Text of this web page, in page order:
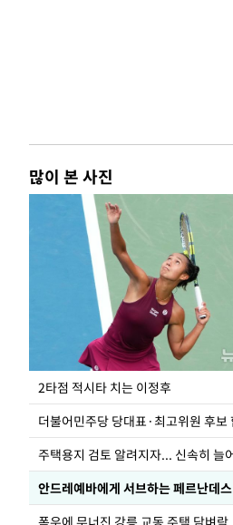
많이 본 사진
2타점 적시타 치는 이정후
안드레예바에게 서브하는 페르난데스
폭우에 무너진 강릉 교동 주택 담벼락